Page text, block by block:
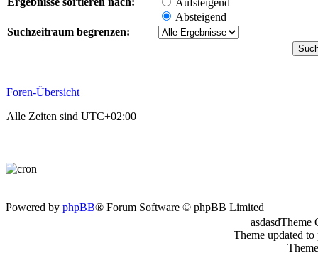
Absteigend
Suchzeitraum begrenzen:
Foren-Übersicht
Alle Zeiten sind UTC+02:00
Powered by phpBB® Forum Software © phpBB Limited
asdasdTheme
Theme updated